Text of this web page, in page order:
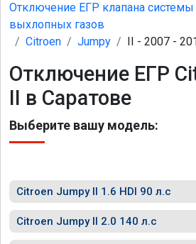
Отключение ЕГР клапана
выхлопных газов
Citroen
Jumpy II - 2007 -
Отключение ЕГР
II в Саратове
Выберите вашу модель:
Citroen Jumpy II 1.6 HDI 90 л.с
Citroen Jumpy II 2.0 140 л.с